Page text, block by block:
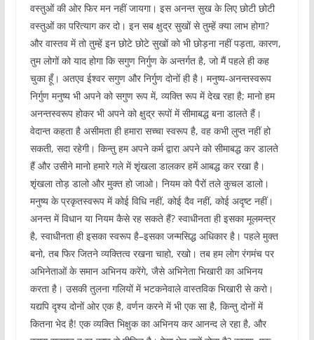
वस्तुओं की ओर फिर मन नहीं जायगा। इस अनन्त सुख के लिए छोटी छोटी
वस्तुओं का परित्याग कर दो। इन सब क्षुद्र सुखों से तुम्हें क्या लाभ होगा?
और वास्तव में तो तुम्हें इन छोटे छोटे सुखों को भी छोड़ना नहीं पड़ता, कारण,
तुम लोगों को याद होगा कि सगुण निर्गुण के अन्तर्गत है, जो मैं पहले ही कह
चुका हूँ। अतएव ईश्वर सगुण और निर्गुण दोनों ही है। मनुष्य-अनन्तस्वरूप
निर्गुण मनुष्य भी अपने को सगुण रूप में, व्यक्ति रूप में देख रहा है; मानो हम
अनन्तस्वरूप होकर भी अपने को क्षुद्र रूपों में सीमाबद्ध बना डालते हैं।
वेदान्त कहता है असीमता ही हमारा सच्चा स्वरूप है, वह कभी लुप्त नहीं हो
सकती, सदा रहेगी। किन्तु हम अपने कर्म द्वारा अपने को सीमाबद्ध कर डालते
हैं और उसीने मानो हमारे गले में शृंखला डालकर हमें आबद्ध कर रखा है।
शृंखला तोड़ डालो और मुक्त हो जाओ। नियम को पैरों तले कुचल डालो।
मनुष्य के प्रकृतस्वरूप में कोई विधि नहीं, कोई दैव नहीं, कोई अदृष्ट नहीं।
अनन्त में विधान या नियम कैसे रह सकते हैं? स्वाधीनता ही इसका मूलमन्त्र
है, स्वाधीनता ही इसका स्वरूप है–इसका जन्मसिद्ध अधिकार है। पहले मुक्त
बनो, तब फिर जितने व्यक्तित्व रखना चाहो, रखो। तब हम लोग रंगमंच पर
अभिनेताओं के समान अभिनय करेंगे, जैसे अभिनेता भिखारी का अभिनय
करता है। उसकी तुलना गलियों में भटकनेवाले वास्तविक भिखारी से करो।
यद्यपि दृश्य दोनों ओर एक है, वर्णन करने में भी एक सा है, किन्तु दोनों में
कितना भेद है! एक व्यक्ति भिक्षुक का अभिनय कर आनन्द ले रहा है, और